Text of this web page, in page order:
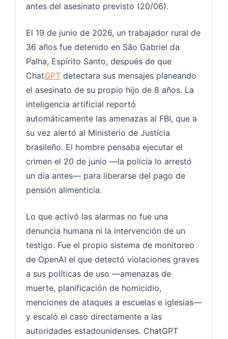
antes del asesinato previsto (20/06).
El 19 de junio de 2026, un trabajador rural de
36 años fue detenido en São Gabriel da
Palha, Espírito Santo, después de que
ChatGPT detectara sus mensajes planeando
el asesinato de su propio hijo de 8 años. La
inteligencia artificial reportó
automáticamente las amenazas al FBI, que a
su vez alertó al Ministerio de Justicia
brasileño. El hombre pensaba ejecutar el
crimen el 20 de junio —la policía lo arrestó
un día antes— para liberarse del pago de
pensión alimenticia.
Lo que activó las alarmas no fue una
denuncia humana ni la intervención de un
testigo. Fue el propio sistema de monitoreo
de OpenAI el que detectó violaciones graves
a sus políticas de uso —amenazas de
muerte, planificación de homicidio,
menciones de ataques a escuelas e iglesias—
y escaló el caso directamente a las
autoridades estadounidenses. ChatGPT